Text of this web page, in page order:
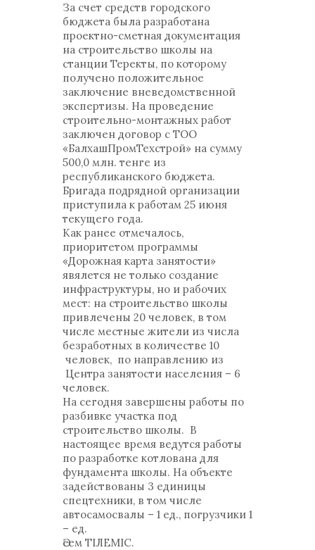
За счет средств городского
бюджета была разработана
проектно-сметная документация
на строительство школы на
станции Теректы, по которому
получено положительное
заключение вневедомственной
экспертизы. На проведение
строительно-монтажных работ
заключен договор с ТОО
«БалхашПромТехстрой» на сумму
500,0 млн. тенге из
республиканского бюджета.
Бригада подрядной организации
приступила к работам 25 июня
текущего года.
Как ранее отмечалось,
приоритетом программы
«Дорожная карта занятости»
явялется не только создание
инфраструктуры, но и рабочих
мест: на строительство школы
привлечены 20 человек, в том
числе местные жители из числа
безработных в количестве 10
человек, по направлению из
Центра занятости населения – 6
человек.
На сегодня завершены работы по
разбивке участка под
строительство школы. В
настоящее время ведутся работы
по разработке котлована для
фундамента школы. На объекте
задействованы 3 единицы
спецтехники, в том числе
автосамосвалы – 1 ед., погрузчики 1
– ед.
Әсем ТІЛЕМІС.